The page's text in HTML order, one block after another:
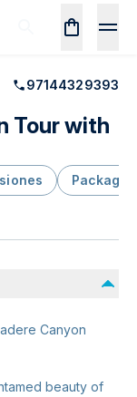
97144329393
Tour with
Package
Canyon
beauty of